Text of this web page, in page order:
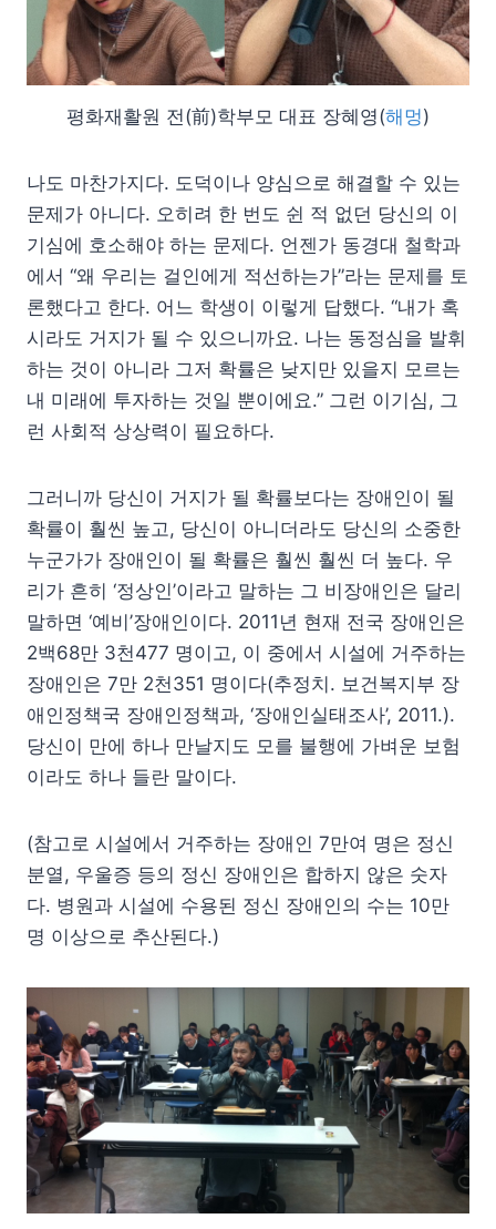
평화재활원 전(前)학부모 대표 장혜영(해멍)
나도 마찬가지다. 도덕이나 양심으로 해결할 수 있는
문제가 아니다. 오히려 한 번도 쉰 적 없던 당신의 이
기심에 호소해야 하는 문제다. 언젠가 동경대 철학과
에서 “왜 우리는 걸인에게 적선하는가”라는 문제를 토
론했다고 한다. 어느 학생이 이렇게 답했다. “내가 혹
시라도 거지가 될 수 있으니까요. 나는 동정심을 발휘
하는 것이 아니라 그저 확률은 낮지만 있을지 모르는
내 미래에 투자하는 것일 뿐이에요.” 그런 이기심, 그
런 사회적 상상력이 필요하다.
그러니까 당신이 거지가 될 확률보다는 장애인이 될
확률이 훨씬 높고, 당신이 아니더라도 당신의 소중한
누군가가 장애인이 될 확률은 훨씬 훨씬 더 높다. 우
리가 흔히 ‘정상인’이라고 말하는 그 비장애인은 달리
말하면 ‘예비’장애인이다. 2011년 현재 전국 장애인은
2백68만 3천477 명이고, 이 중에서 시설에 거주하는
장애인은 7만 2천351 명이다(추정치. 보건복지부 장
애인정책국 장애인정책과, ‘장애인실태조사’, 2011.).
당신이 만에 하나 만날지도 모를 불행에 가벼운 보험
이라도 하나 들란 말이다.
(참고로 시설에서 거주하는 장애인 7만여 명은 정신
분열, 우울증 등의 정신 장애인은 합하지 않은 숫자
다. 병원과 시설에 수용된 정신 장애인의 수는 10만
명 이상으로 추산된다.)